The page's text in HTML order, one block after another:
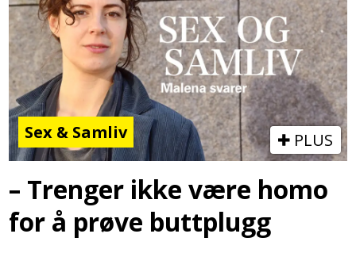
Sex & Samliv PLUS
– Trenger ikke være homo
for å prøve buttplugg